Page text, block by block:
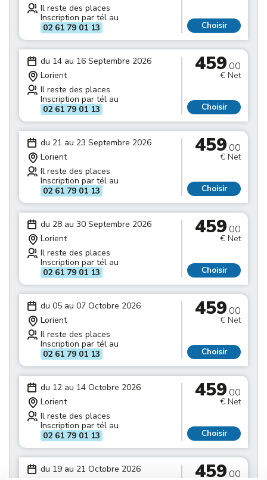
Il reste des places
Inscription par tél au
02 61 79 01 13
Choisir
du 14 au 16 Septembre 2026
Lorient
Il reste des places
Inscription par tél au
02 61 79 01 13
459.00
€ Net
Choisir
du 21 au 23 Septembre 2026
Lorient
Il reste des places
Inscription par tél au
02 61 79 01 13
459.00
€ Net
Choisir
du 28 au 30 Septembre 2026
Lorient
Il reste des places
Inscription par tél au
02 61 79 01 13
459.00
€ Net
Choisir
du 05 au 07 Octobre 2026
Lorient
Il reste des places
Inscription par tél au
02 61 79 01 13
459.00
€ Net
Choisir
du 12 au 14 Octobre 2026
Lorient
Il reste des places
Inscription par tél au
02 61 79 01 13
459.00
€ Net
Choisir
du 19 au 21 Octobre 2026
459.00